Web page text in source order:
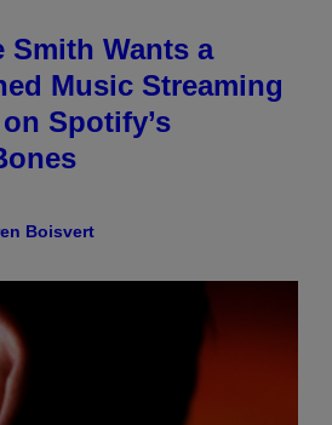
Smith Wants a
Music Streaming
Spotify’s
Boisvert